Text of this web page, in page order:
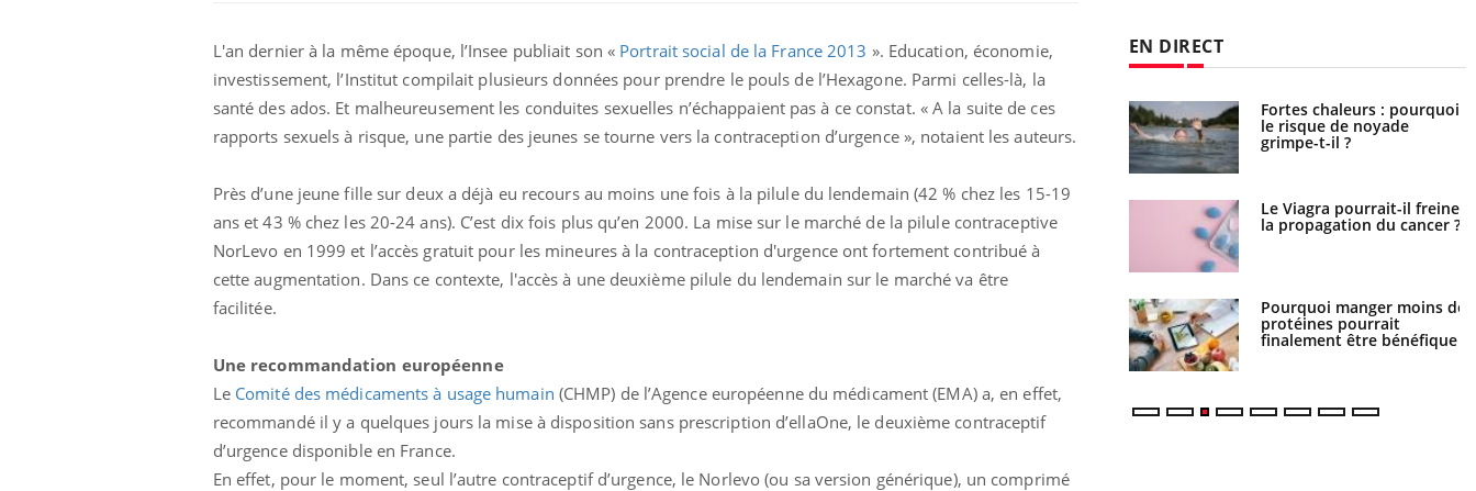
L'an dernier à la même époque, l’Insee publiait son « Portrait social de la France 2013 ». Education, économie,
investissement, l’Institut compilait plusieurs données pour prendre le pouls de l’Hexagone. Parmi celles-là, la
santé des ados. Et malheureusement les conduites sexuelles n’échappaient pas à ce constat. « A la suite de ces
rapports sexuels à risque, une partie des jeunes se tourne vers la contraception d’urgence », notaient les auteurs.
Près d’une jeune fille sur deux a déjà eu recours au moins une fois à la pilule du lendemain (42 % chez les 15-19
ans et 43 % chez les 20-24 ans). C’est dix fois plus qu’en 2000. La mise sur le marché de la pilule contraceptive
NorLevo en 1999 et l’accès gratuit pour les mineures à la contraception d'urgence ont fortement contribué à
cette augmentation. Dans ce contexte, l'accès à une deuxième pilule du lendemain sur le marché va être
facilitée.
Une recommandation européenne
Le Comité des médicaments à usage humain (CHMP) de l’Agence européenne du médicament (EMA) a, en effet,
recommandé il y a quelques jours la mise à disposition sans prescription d’ellaOne, le deuxième contraceptif
d’urgence disponible en France.
En effet, pour le moment, seul l’autre contraceptif d’urgence, le Norlevo (ou sa version générique), un comprimé
EN DIRECT
Chikungunya, dengue,
West Nile : que se passe-t-
il dans le sud de la France ?
Les médicaments GLP-1
protègent-ils aussi les os ?
La sieste empêche-t-elle de
dormir la nuit ?
tous les jours se profile-t-
elle enfin ?
Fortes chaleurs : pourquoi
le risque de noyade
grimpe-t-il ?
Le Viagra pourrait-il freiner
la propagation du cancer ?
Pourquoi manger moins de
protéines pourrait
finalement être bénéfique